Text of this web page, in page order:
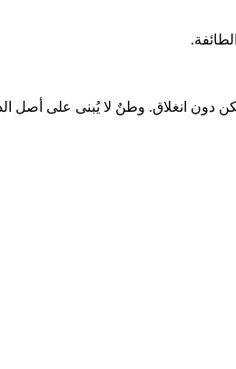
دون انغلاق. وطنٌ لا يُبنى على أصل